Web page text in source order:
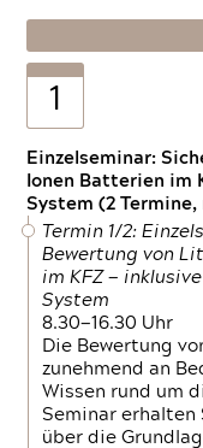
1
Einzelseminar:
Ionen Batterien im
System (2
Termin 1/2:
Bewertung von
im KFZ —
System
8.30—16.30 Uhr
Die Bewertung
zunehmend an
Wissen rund um
Seminar erhalten
über die